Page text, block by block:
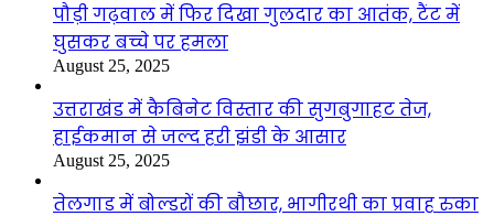
पौड़ी गढ़वाल में फिर दिखा गुलदार का आतंक, टैंट में
घुसकर बच्चे पर हमला
August 25, 2025
उत्तराखंड में कैबिनेट विस्तार की सुगबुगाहट तेज,
हाईकमान से जल्द हरी झंडी के आसार
August 25, 2025
तेलगाड में बोल्डरों की बौछार, भागीरथी का प्रवाह रुका